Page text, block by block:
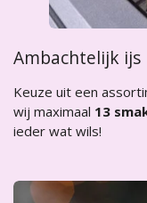
Ambachtelijk ijs
Keuze uit een
wij maximaal 13
ieder wat wils!